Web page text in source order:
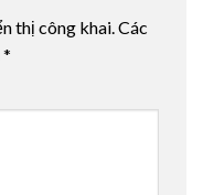
thị công khai.Các
*